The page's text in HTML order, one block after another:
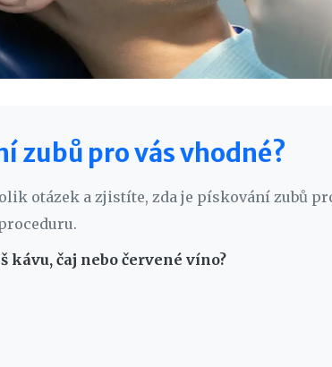
zubů pro vás vhodné?
otázek a zjistíte, zda je pískování zubů
kávu, čaj nebo červené víno?